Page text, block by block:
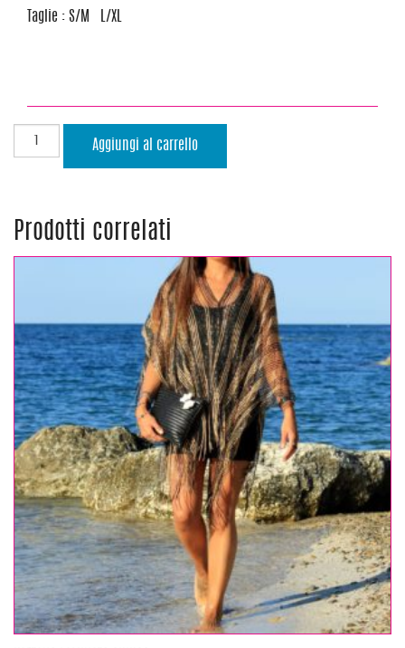
Taglie : S/M L/XL
Aggiungi al carrello
Prodotti correlati